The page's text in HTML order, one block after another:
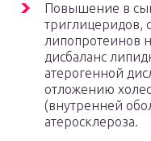
Повышение в
триглицеридов,
липопротеинов
дисбаланс
атерогенной
отложению
(внутренней
атеросклероза.